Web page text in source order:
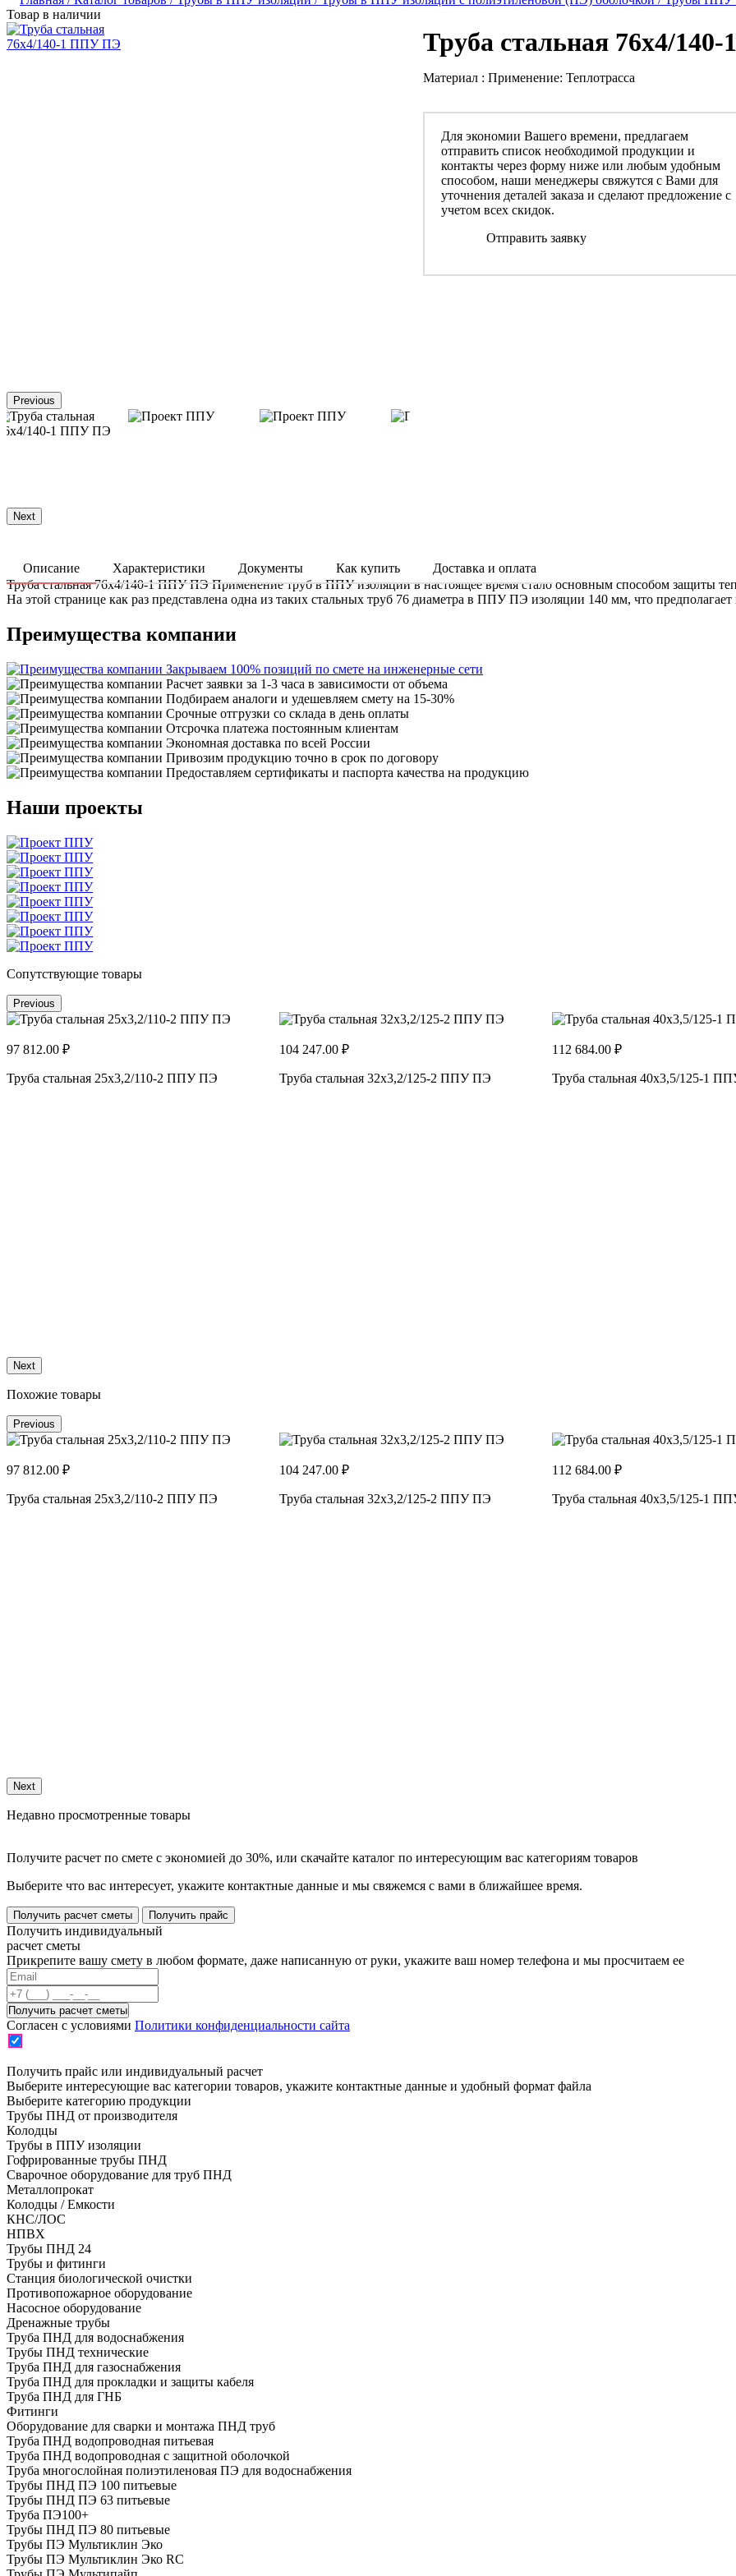
Товар в наличии
Previous
Next
Труба стальная 76x4/
Материал : Применение: Теплотрасса
Для экономии Вашего времени, предлагаем
отправить список необходимой продукции и
контакты через форму ниже или любым удобным
способом, наши менеджеры свяжутся с Вами для
уточнения деталей заказа и сделают предложение с
учетом всех скидок.
Отправить заявку
Описание Характеристики Документы Как купить
Доставка и оплата
Труба стальная 76x4/140-1 ППУ ПЭ Применение труб в ППУ изоляции в настоящее время стало основным способом защиты
На этой странице как раз представлена одна из таких стальных труб 76 диаметра в ППУ ПЭ изоляции 140 мм, что предполагает
Преимущества компании
Закрываем 100% позиций по смете на инженерные сети
Расчет заявки за 1-3 часа в зависимости от объема
Подбираем аналоги и удешевляем смету на 15-30%
Срочные отгрузки со склада в день оплаты
Отсрочка платежа постоянным клиентам
Экономная доставка по всей России
Привозим продукцию точно в срок по договору
Предоставляем сертификаты и паспорта качества на продукцию
Наши проекты
Сопутствующие товары
Previous
97 812.00 ₽
Труба стальная 25x3,2/110-2 ППУ ПЭ
104 247.00 ₽
Труба стальная 32x3,2/125-2 ППУ ПЭ
112 684.00 ₽
Труба стальная 40x3,5/125-1
Next
Похожие товары
Previous
97 812.00 ₽
Труба стальная 25x3,2/110-2 ППУ ПЭ
104 247.00 ₽
Труба стальная 32x3,2/125-2 ППУ ПЭ
112 684.00 ₽
Труба стальная 40x3,5/125-1
Next
Недавно просмотренные товары
Получите расчет по смете с экономией до 30%, или скачайте каталог по интересующим вас категориям товаров
Выберите что вас интересует, укажите контактные данные и мы свяжемся с вами в ближайшее время.
Получить расчет сметы Получить прайс
Получить индивидуальный
расчет сметы
Прикрепите вашу смету в любом формате, даже написанную от руки, укажите ваш номер телефона и мы просчитаем ее
Согласен с условиями Политики конфиденциальности сайта
Получить прайс или индивидуальный расчет
Выберите интересующие вас категории товаров, укажите контактные данные и удобный формат файла
Выберите категорию продукции
Трубы ПНД от производителя
Колодцы
Трубы в ППУ изоляции
Гофрированные трубы ПНД
Сварочное оборудование для труб ПНД
Металлопрокат
Колодцы / Емкости
КНС/ЛОС
НПВХ
Трубы ПНД 24
Трубы и фитинги
Cтанция биологической очистки
Противопожарное оборудование
Насосное оборудование
Дренажные трубы
Труба ПНД для водоснабжения
Трубы ПНД технические
Труба ПНД для газоснабжения
Труба ПНД для прокладки и защиты кабеля
Труба ПНД для ГНБ
Фитинги
Оборудование для сварки и монтажа ПНД труб
Труба ПНД водопроводная питьевая
Труба ПНД водопроводная с защитной оболочкой
Труба многослойная полиэтиленовая ПЭ для водоснабжения
Трубы ПНД ПЭ 100 питьевые
Трубы ПНД ПЭ 63 питьевые
Труба ПЭ100+
Трубы ПНД ПЭ 80 питьевые
Трубы ПЭ Мультиклин Эко
Трубы ПЭ Мультиклин Эко RC